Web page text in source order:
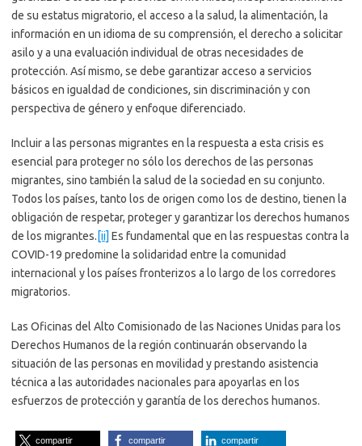
de su estatus migratorio, el acceso a la salud, la alimentación, la
información en un idioma de su comprensión, el derecho a solicitar
asilo y a una evaluación individual de otras necesidades de
protección. Así mismo, se debe garantizar acceso a servicios
básicos en igualdad de condiciones, sin discriminación y con
perspectiva de género y enfoque diferenciado.
Incluir a las personas migrantes en la respuesta a esta crisis es
esencial para proteger no sólo los derechos de las personas
migrantes, sino también la salud de la sociedad en su conjunto.
Todos los países, tanto los de origen como los de destino, tienen la
obligación de respetar, proteger y garantizar los derechos humanos
de los migrantes. [ii] Es fundamental que en las respuestas contra la
COVID-19 predomine la solidaridad entre la comunidad
internacional y los países fronterizos a lo largo de los corredores
migratorios.
Las Oficinas del Alto Comisionado de las Naciones Unidas para los
Derechos Humanos de la región continuarán observando la
situación de las personas en movilidad y prestando asistencia
técnica a las autoridades nacionales para apoyarlas en los
esfuerzos de protección y garantía de los derechos humanos.
compartir compartir compartir